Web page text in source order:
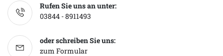
Rufen Sie uns an unter:
03844 - 8911493
oder schreiben Sie uns:
zum Formular